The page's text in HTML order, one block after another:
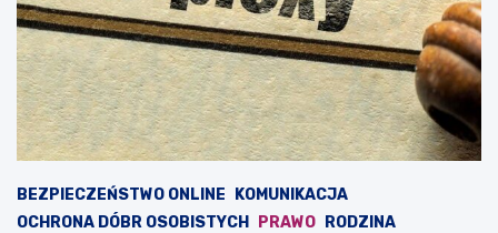
BEZPIECZEŃSTWO ONLINE
KOMUNIKACJA
OCHRONA DÓBR OSOBISTYCH
PRAWO RODZINA